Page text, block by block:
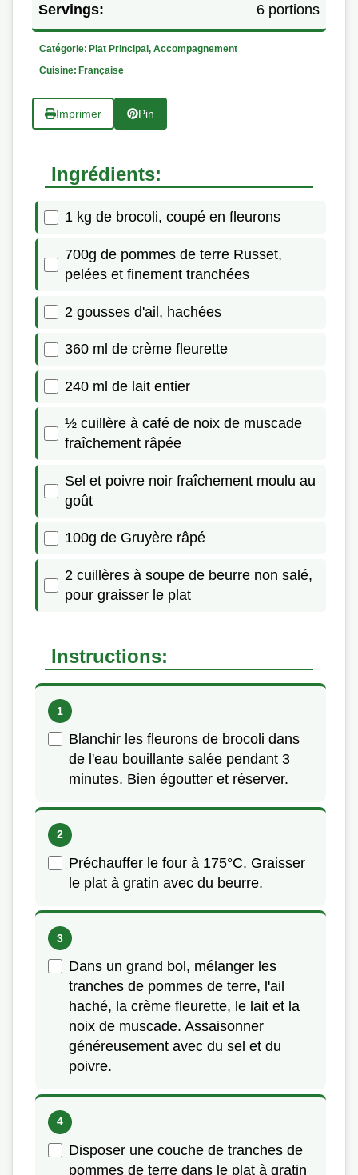
Servings: 6 portions
Catégorie: Plat Principal, Accompagnement
Cuisine: Française
Imprimer Pin
Ingrédients:
1 kg de brocoli, coupé en fleurons
700g de pommes de terre Russet,
pelées et finement tranchées
2 gousses d'ail, hachées
360 ml de crème fleurette
240 ml de lait entier
½ cuillère à café de noix de muscade
fraîchement râpée
Sel et poivre noir fraîchement moulu au
goût
100g de Gruyère râpé
2 cuillères à soupe de beurre non salé,
pour graisser le plat
Instructions:
Blanchir les fleurons de brocoli dans
de l'eau bouillante salée pendant 3
minutes. Bien égoutter et réserver.
Préchauffer le four à 175°C. Graisser
le plat à gratin avec du beurre.
Dans un grand bol, mélanger les
tranches de pommes de terre, l'ail
haché, la crème fleurette, le lait et la
noix de muscade. Assaisonner
généreusement avec du sel et du
poivre.
Disposer une couche de tranches de
pommes de terre dans le plat à gratin